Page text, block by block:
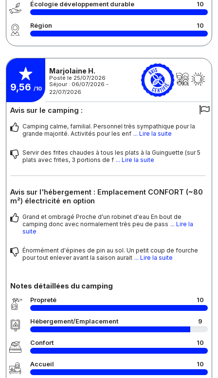
Écologie développement durable 10
Région 10
9,56 /10
Marjolaine H.
Posté le 25/07/2026
Séjour : 06/07/2026 -
22/07/2026
Avis sur le camping :
Camping calme, familial. Personnel très sympathique pour la
grande majorité. Activités pour les enf ... Lire la suite
Servir des frites chaudes à tous les plats à la Guinguette (sur 5
plats avec frites, 3 portions de f ... Lire la suite
Avis sur l'hébergement : Emplacement CONFORT (~80
m²) électricité en option
Grand et ombragé Proche d'un robinet d'eau En bout de
camping donc avec normalement très peu de pass ... Lire la
suite
Énormément d'épines de pin au sol. Un petit coup de fourche
pour tout enlever avant la saison aurait ... Lire la suite
Notes détaillées du camping
Propreté 10
Hébergement/Emplacement 9
Confort 10
Accueil 10